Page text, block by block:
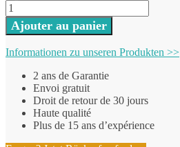
Ajouter au panier
Informationen zu unseren Produkten >>
2 ans de Garantie
Envoi gratuit
Droit de retour de 30 jours
Haute qualité
Plus de 15 ans d’expérience